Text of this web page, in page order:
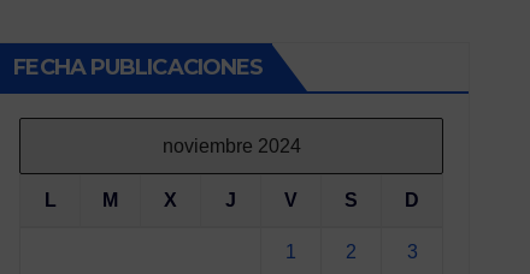
FECHA PUBLICACIONES
noviembre 2024
L M X J V S D
1 2 3